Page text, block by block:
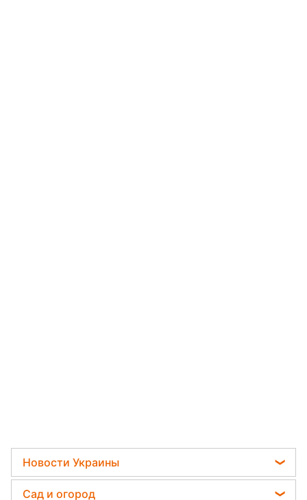
Новости Украины
Телеграм новости Украины
Сад и огород